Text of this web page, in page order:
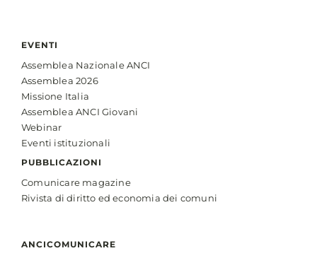
EVENTI
Assemblea Nazionale ANCI
Assemblea 2026
Missione Italia
Assemblea ANCI Giovani
Webinar
Eventi istituzionali
PUBBLICAZIONI
Comunicare magazine
Rivista di diritto ed economia dei comuni
ANCICOMUNICARE